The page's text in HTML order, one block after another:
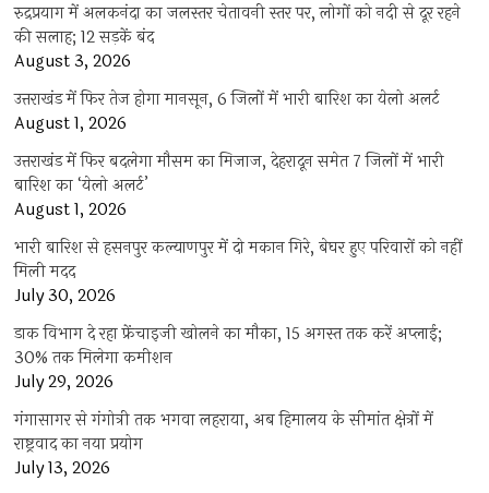
रुद्रप्रयाग में अलकनंदा का जलस्तर चेतावनी स्तर पर, लोगों को नदी से दूर रहने
की सलाह; 12 सड़कें बंद
August 3, 2026
उत्तराखंड में फिर तेज होगा मानसून, 6 जिलों में भारी बारिश का येलो अलर्ट
August 1, 2026
उत्तराखंड में फिर बदलेगा मौसम का मिजाज, देहरादून समेत 7 जिलों में भारी
बारिश का ‘येलो अलर्ट’
August 1, 2026
भारी बारिश से हसनपुर कल्याणपुर में दो मकान गिरे, बेघर हुए परिवारों को नहीं
मिली मदद
July 30, 2026
डाक विभाग दे रहा फ्रेंचाइजी खोलने का मौका, 15 अगस्त तक करें अप्लाई;
30% तक मिलेगा कमीशन
July 29, 2026
गंगासागर से गंगोत्री तक भगवा लहराया, अब हिमालय के सीमांत क्षेत्रों में
राष्ट्रवाद का नया प्रयोग
July 13, 2026